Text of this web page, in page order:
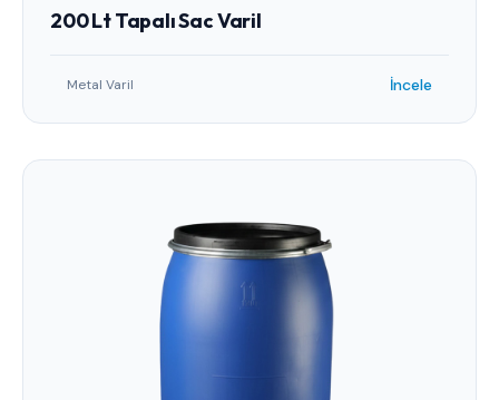
200 Lt Tapalı Sac Varil
Metal Varil İncele